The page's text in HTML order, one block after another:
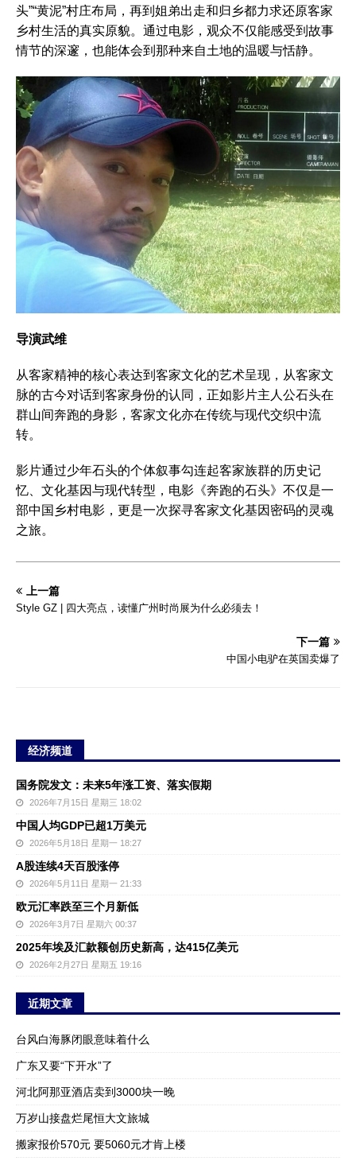
头”“黄泥”村庄布局，再到姐弟出走和归乡都力求还原客家
乡村生活的真实原貌。通过电影，观众不仅能感受到故事
情节的深邃，也能体会到那种来自土地的温暖与恬静。
导演武维
从客家精神的核心表达到客家文化的艺术呈现，从客家文
脉的古今对话到客家身份的认同，正如影片主人公石头在
群山间奔跑的身影，客家文化亦在传统与现代交织中流
转。
影片通过少年石头的个体叙事勾连起客家族群的历史记
忆、文化基因与现代转型，电影《奔跑的石头》不仅是一
部中国乡村电影，更是一次探寻客家文化基因密码的灵魂
之旅。
上一篇
Style GZ | 四大亮点，读懂广州时尚展为什么必须去！
下一篇
中国小电驴在英国卖爆了
经济频道
国务院发文：未来5年涨工资、落实假期
2026年7月15日 星期三 18:02
中国人均GDP已超1万美元
2026年5月18日 星期一 18:27
A股连续4天百股涨停
2026年5月11日 星期一 21:33
欧元汇率跌至三个月新低
2026年3月7日 星期六 00:37
2025年埃及汇款额创历史新高，达415亿美元
2026年2月27日 星期五 19:16
近期文章
台风白海豚闭眼意味着什么
广东又要“下开水”了
河北阿那亚酒店卖到3000块一晚
万岁山接盘烂尾恒大文旅城
搬家报价570元 要5060元才肯上楼